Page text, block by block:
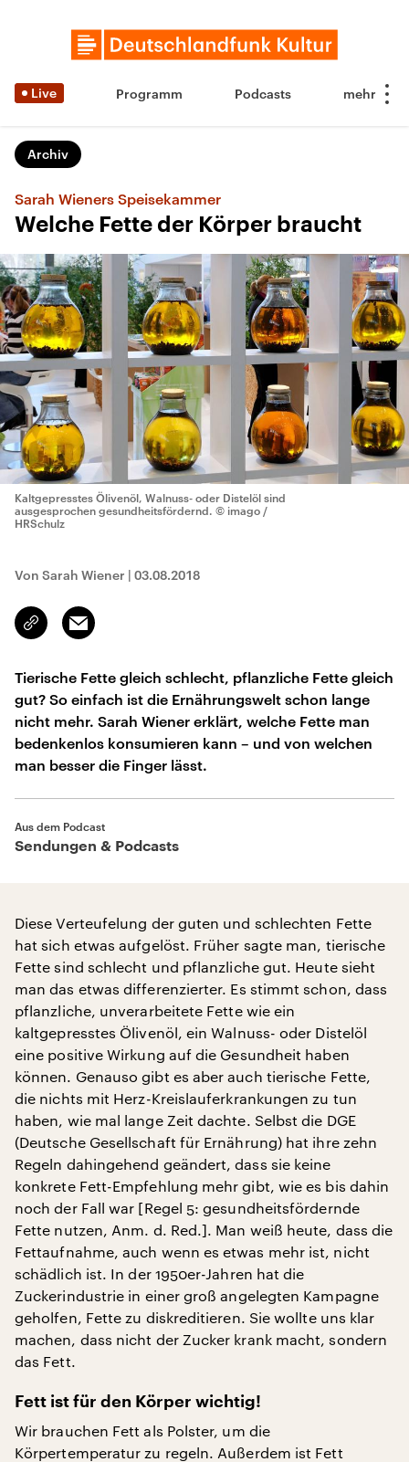
Live Programm Podcasts
Archiv
Sarah Wieners Speisekammer
Welche Fette der Körper braucht
Kaltgepresstes Ölivenöl, Walnuss- oder Distelöl sind
ausgesprochen gesundheitsfördernd. © imago /
HRSchulz
Von Sarah Wiener | 03.08.2018
Link
kopieren/teilen
Email
Tierische Fette gleich schlecht, pflanzliche Fette gleich
gut? So einfach ist die Ernährungswelt schon lange
nicht mehr. Sarah Wiener erklärt, welche Fette man
bedenkenlos konsumieren kann – und von welchen
man besser die Finger lässt.
Aus dem Podcast
Sendungen & Podcasts
Diese Verteufelung der guten und schlechten Fette
hat sich etwas aufgelöst. Früher sagte man, tierische
Fette sind schlecht und pflanzliche gut. Heute sieht
man das etwas differenzierter. Es stimmt schon, dass
pflanzliche, unverarbeitete Fette wie ein
kaltgepresstes Ölivenöl, ein Walnuss- oder Distelöl
eine positive Wirkung auf die Gesundheit haben
können. Genauso gibt es aber auch tierische Fette,
die nichts mit Herz-Kreislauferkrankungen zu tun
haben, wie mal lange Zeit dachte. Selbst die DGE
(Deutsche Gesellschaft für Ernährung) hat ihre zehn
Regeln dahingehend geändert, dass sie keine
konkrete Fett-Empfehlung mehr gibt, wie es bis dahin
noch der Fall war [Regel 5: gesundheitsfördernde
Fette nutzen, Anm. d. Red.]. Man weiß heute, dass die
Fettaufnahme, auch wenn es etwas mehr ist, nicht
schädlich ist. In der 1950er-Jahren hat die
Zuckerindustrie in einer groß angelegten Kampagne
geholfen, Fette zu diskreditieren. Sie wollte uns klar
machen, dass nicht der Zucker krank macht, sondern
das Fett.
Fett ist für den Körper wichtig!
Wir brauchen Fett als Polster, um die
Körpertemperatur zu regeln. Außerdem ist Fett